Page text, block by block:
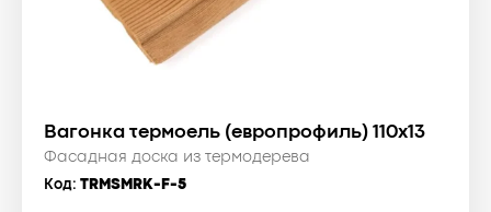
Вагонка термоель (европрофиль) 110x13
Фасадная доска из термодерева
Код: TRMSMRK-F-5